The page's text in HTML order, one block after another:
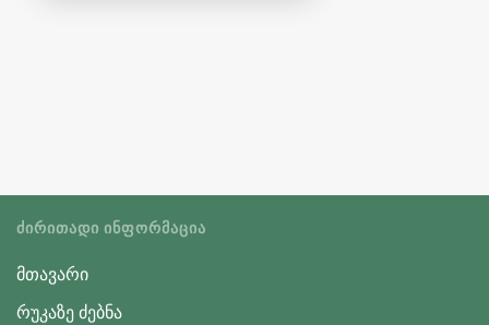
ᲫᲘᲠᲘᲗᲐᲓᲘ ᲘᲜᲤᲝᲠᲛᲐᲪᲘᲐ
მთავარი
რუკაზე ძებნა